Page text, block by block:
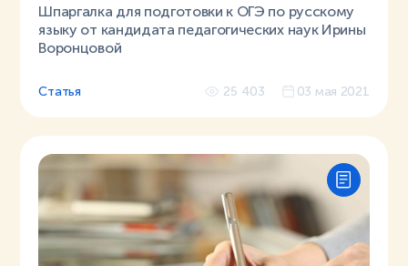
Шпаргалка для подготовки к ОГЭ по русскому
языку от кандидата педагогических наук Ирины
Воронцовой
Статья 25 403 03 мая 2021